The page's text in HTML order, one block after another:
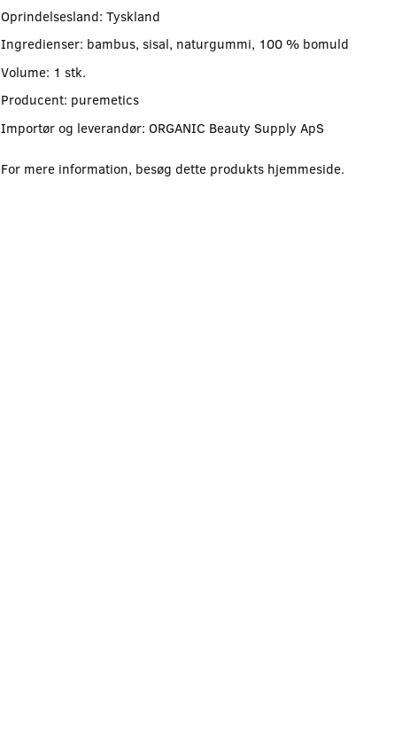
Oprindelsesland: Tyskland
Ingredienser: bambus, sisal, naturgummi, 100 % bomuld
Volume: 1 stk.
Producent: puremetics
Importør og leverandør: ORGANIC Beauty Supply ApS
For mere information, besøg dette produkts hjemmeside.